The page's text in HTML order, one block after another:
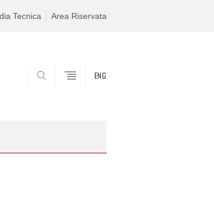
Tecnica Area Riservata
ENG